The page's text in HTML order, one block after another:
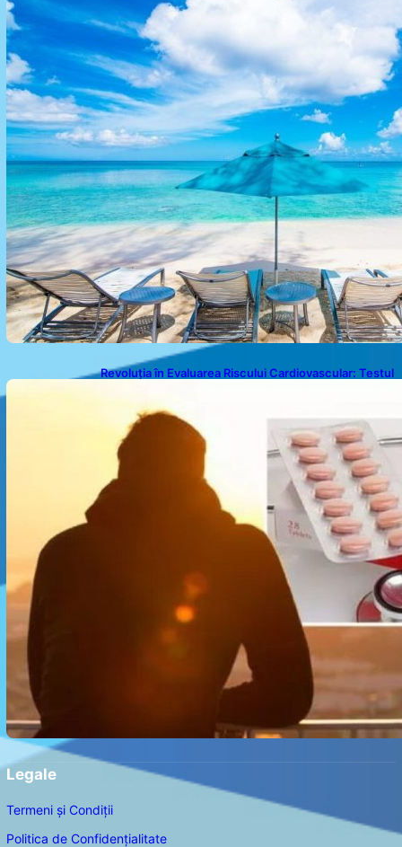
Revoluția în Evaluarea Riscului Cardiovascular: Testul
Legale
Termeni și Condiții
Politica de Confidențialitate